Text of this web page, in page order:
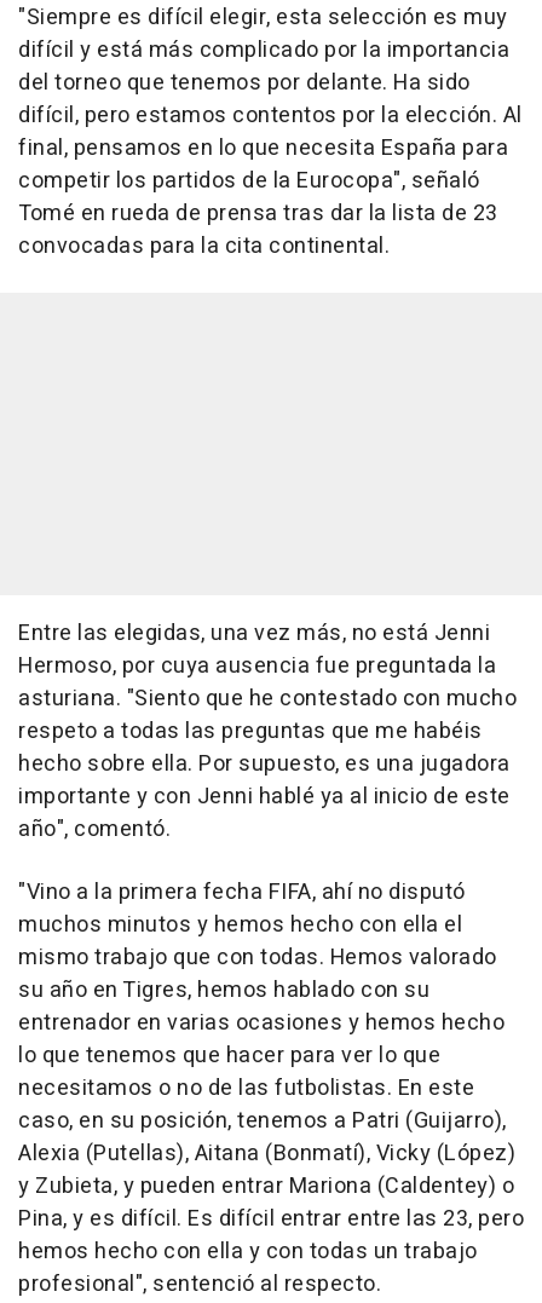
"Siempre es difícil elegir, esta selección es muy
difícil y está más complicado por la importancia
del torneo que tenemos por delante. Ha sido
difícil, pero estamos contentos por la elección. Al
final, pensamos en lo que necesita España para
competir los partidos de la Eurocopa", señaló
Tomé en rueda de prensa tras dar la lista de 23
convocadas para la cita continental.
Entre las elegidas, una vez más, no está Jenni
Hermoso, por cuya ausencia fue preguntada la
asturiana. "Siento que he contestado con mucho
respeto a todas las preguntas que me habéis
hecho sobre ella. Por supuesto, es una jugadora
importante y con Jenni hablé ya al inicio de este
año", comentó.
"Vino a la primera fecha FIFA, ahí no disputó
muchos minutos y hemos hecho con ella el
mismo trabajo que con todas. Hemos valorado
su año en Tigres, hemos hablado con su
entrenador en varias ocasiones y hemos hecho
lo que tenemos que hacer para ver lo que
necesitamos o no de las futbolistas. En este
caso, en su posición, tenemos a Patri (Guijarro),
Alexia (Putellas), Aitana (Bonmatí), Vicky (López)
y Zubieta, y pueden entrar Mariona (Caldentey) o
Pina, y es difícil. Es difícil entrar entre las 23, pero
hemos hecho con ella y con todas un trabajo
profesional", sentenció al respecto.